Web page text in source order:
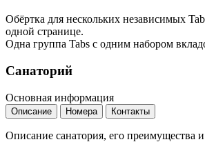
Обёртка для нескольких независимых
одной странице.
Одна группа Tabs с одним набором
Санаторий
Основная информация
Описание Номера Контакты
Описание санатория, его преимущества